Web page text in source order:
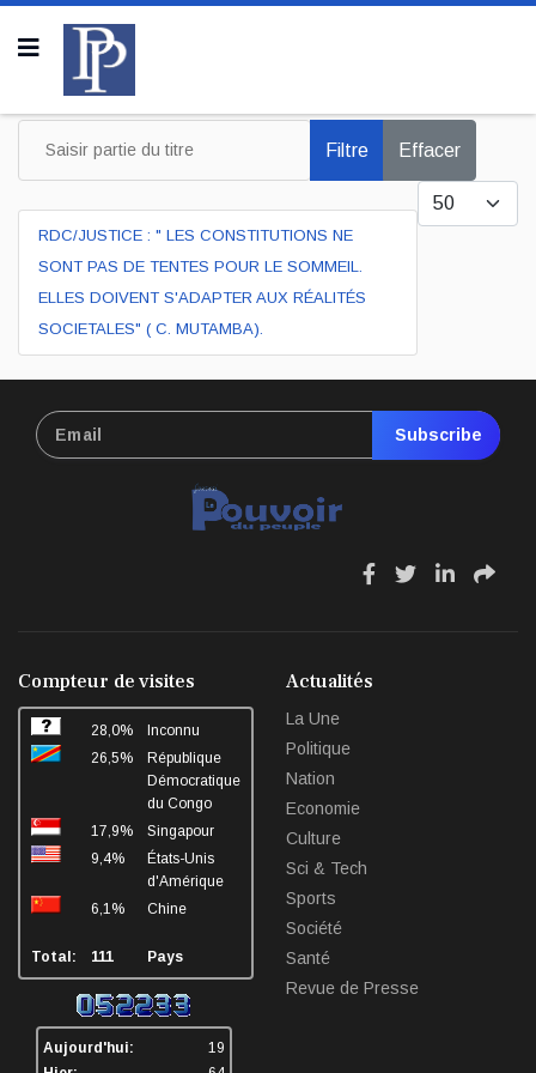
Filtre Effacer
Afficher #
RDC/JUSTICE : " LES CONSTITUTIONS NE
SONT PAS DE TENTES POUR LE SOMMEIL.
ELLES DOIVENT S'ADAPTER AUX RÉALITÉS
SOCIETALES" ( C. MUTAMBA).
Subscribe
fa
fa
fa
fa
Compteur de visites
28,0%
Inconnu
26,5%
République
Démocratique
du Congo
17,9%
Singapour
9,4%
États-Unis
d'Amérique
6,1%
Chine
Total: 111 Pays
Aujourd'hui:
19
Actualités
La Une
Politique
Nation
Economie
Culture
Sci & Tech
Sports
Société
Santé
Revue de Presse